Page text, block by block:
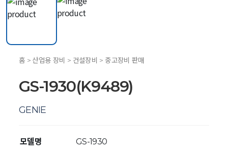
홈 > 산업용 장비 > 건설장비 > 중고장비 판매
GS-1930(K9489)
GENIE
모델명 GS-1930